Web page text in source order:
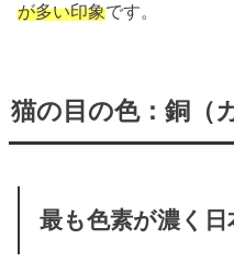
が多い印象です。
猫の目の色：銅（
最も色素が濃く